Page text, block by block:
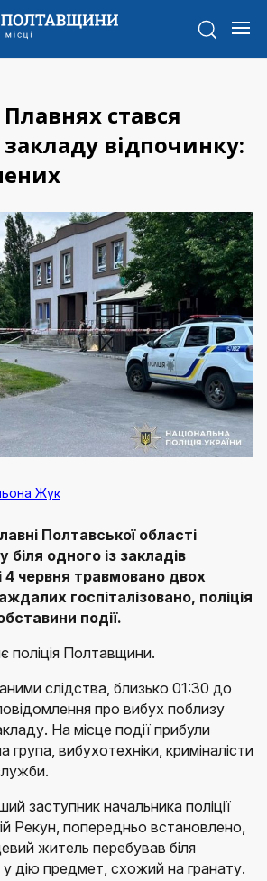
стався
закладу відпочинку:
Жук
Полтавської області
біля одного із закладів
4 червня травмовано двох
госпіталізовано, поліція
події.
поліція Полтавщини.
слідства, близько 01:30 до
про вибух поблизу
На місце події прибули
група, вибухотехніки, криміналісти
заступник начальника поліції
Рекун, попередньо встановлено,
житель перебував біля
у дію предмет, схожий на гранату.